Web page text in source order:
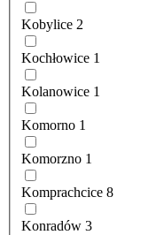
Kobylice 2
Kochłowice 1
Kolanowice 1
Komorno 1
Komorzno 1
Komprachcice 8
Konradów 3